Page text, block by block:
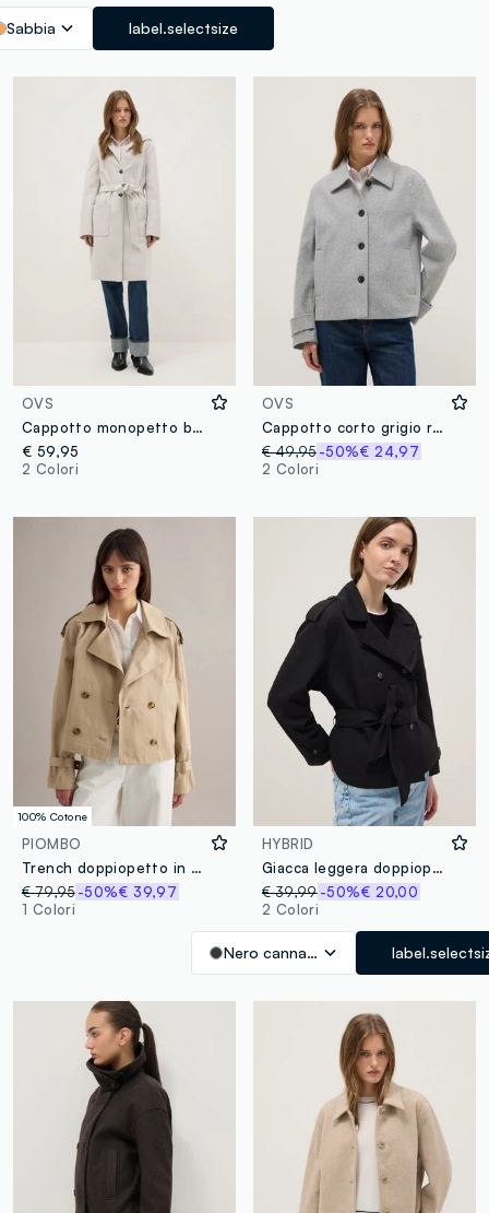
Sabbia label.selectsize
OVS
Cappotto monopetto beige regular fit con cintura
€ 59,95
2 Colori
OVS
Cappotto corto grigio regular fit con bottoni
€ 49,95 -50%€ 24,97
2 Colori
100% Cotone
PIOMBO
Trench doppiopetto in puro cotone beige regular fit
€ 79,95-50%€ 39,97
1 Colori
HYBRID
Giacca leggera doppiopetto nera regular fit con cintura
€ 39,99 -50%€ 20,00
2 Colori
Nero canna di fucile